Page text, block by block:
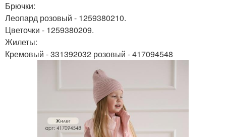
Брючки:
Леопард розовый - 1259380210.
Цветочки - 1259380209.
Жилеты:
Кремовый - 331392032 розовый - 417094548